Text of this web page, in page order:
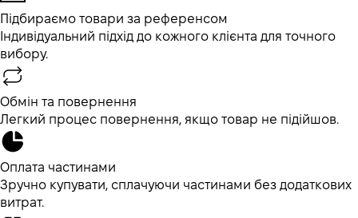
Підбираємо товари за референсом
Індивідуальний підхід до кожного клієнта для точного
вибору.
Обмін та повернення
Легкий процес повернення, якщо товар не підійшов.
Оплата частинами
Зручно купувати, сплачуючи частинами без додаткових
витрат.